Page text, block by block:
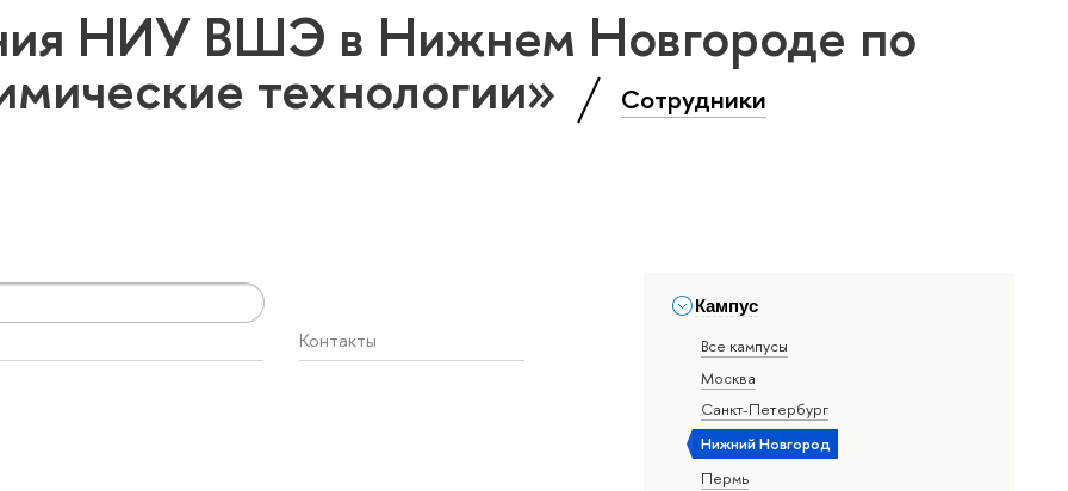
НИУ ВШЭ в Нижнем Новгороде по
технологии» Сотрудники
Кампус
Все кампусы
Москва
Санкт-Петербург
Нижний Новгород
Пермь
Контакты